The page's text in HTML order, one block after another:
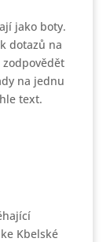
jako boty.
dotazů na
na jednu
text.
Kbelské